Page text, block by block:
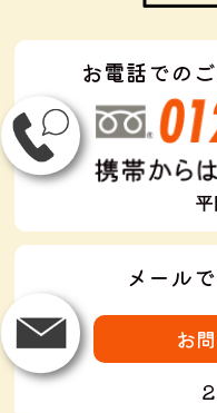
お電話での
平
メール
お